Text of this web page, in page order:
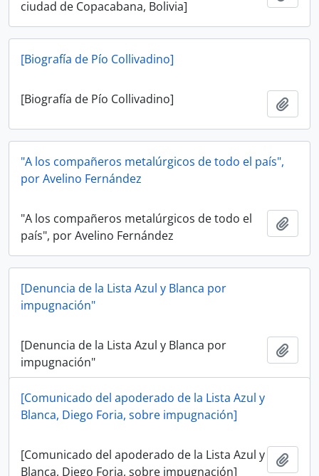
ciudad de Copacabana, Bolivia]
[Biografía de Pío Collivadino]
[Biografía de Pío Collivadino]
"A los compañeros metalúrgicos de todo el país",
por Avelino Fernández
"A los compañeros metalúrgicos de todo el
país", por Avelino Fernández
[Denuncia de la Lista Azul y Blanca por
impugnación"
[Denuncia de la Lista Azul y Blanca por
impugnación"
[Comunicado del apoderado de la Lista Azul y
Blanca, Diego Foria, sobre impugnación]
[Comunicado del apoderado de la Lista Azul y
Blanca, Diego Foria, sobre impugnación]